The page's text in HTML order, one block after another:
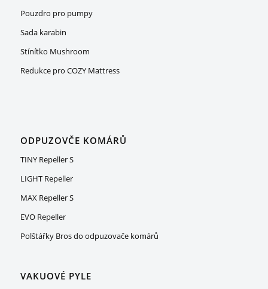
Pouzdro pro pumpy
Sada karabin
Stínítko Mushroom
Redukce pro COZY Mattress
ODPUZOVČE KOMÁRŮ
TINY Repeller S
LIGHT Repeller
MAX Repeller S
EVO Repeller
Polštářky Bros do odpuzovače komárů
VAKUOVÉ PYLE